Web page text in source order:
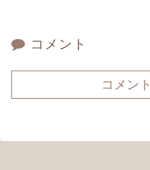
コメント
コメン